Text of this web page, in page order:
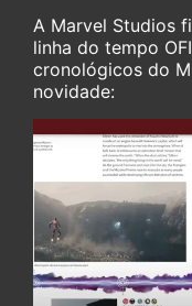
A Marvel Studios
linha do tempo
cronológicos do
novidade: